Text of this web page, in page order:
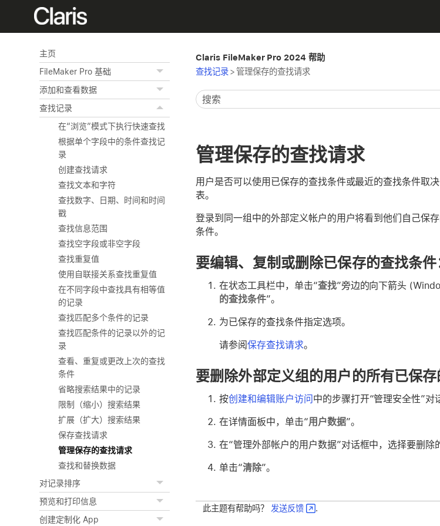
主页
FileMaker Pro 基础
添加和查看数据
查找记录
在“浏览”模式下执行快速查找
根据单个字段中的条件查找记
录
创建查找请求
查找文本和字符
查找数字、日期、时间和时间
戳
查找信息范围
查找空字段或非空字段
查找重复值
使用自联接关系查找重复值
在不同字段中查找具有相等值
的记录
查找匹配多个条件的记录
查找匹配条件的记录以外的记
录
查看、重复或更改上次的查找
条件
省略搜索结果中的记录
限制（缩小）搜索结果
扩展（扩大）搜索结果
保存查找请求
管理保存的查找请求
查找和替换数据
对记录排序
预览和打印信息
创建定制化 App
Claris FileMaker Pro 2024 帮助
查找记录>管理保存的查找请求
管理保存的查找请求
用户是否可以使用已保存的查找条件或最近的查找条件取
表。
登录到同一组中的外部定义帐户的用户将看到他们自己保
条件。
要编辑、复制或删除已保存的查找条件
在状态工具栏中，单击“查找”旁边的向下箭头
的查找条件”。
为已保存的查找条件指定选项。
请参阅保存查找请求。
要删除外部定义组的用户的所有已保存
按创建和编辑账户访问中的步骤打开“管理安全性”对
在详情面板中，单击“用户数据”。
在“管理外部帐户的用户数据”对话框中，选择要删除
单击“清除”。
此主题有帮助吗？ 发送反馈 .